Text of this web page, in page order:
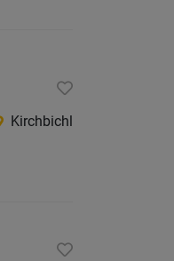
Kirchbichl